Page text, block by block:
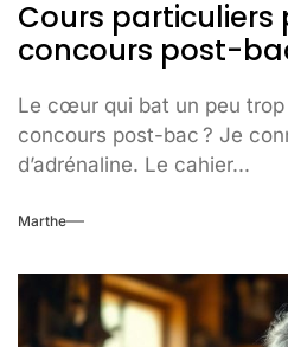
Cours particuliers
concours post-
Le cœur qui bat un peu trop
concours post-bac ? Je
d’adrénaline. Le cahier...
Marthe